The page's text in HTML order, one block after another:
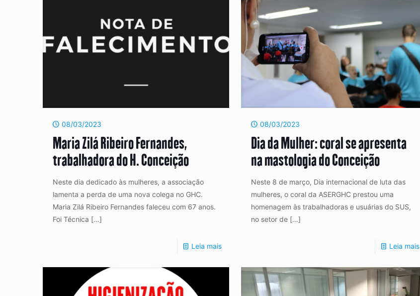
08/03/2023
Maria Zilá Ribeiro Fernandes,
trabalhadora do H. Conceição
Neste dia dedicado às mulheres, a associação
lamenta a perda de uma nova colega no GHC.
Maria Zilá Ribeiro Fernandes faleceu com 67 anos.
Foi Técnica […]
Leia mais
08/03/2023
Dia da Mulher: coral se apresenta
na mastologia do Conceição
Neste 8 de março, Dia internacional de luta das
mulheres, o coral da ASERGHC prestou uma
homenagem às trabalhadoras e usuárias do SUS,
no setor de[…]
Leia mais